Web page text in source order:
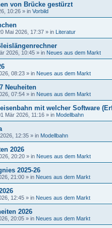
von Brücke gestürzt
10:26 » in Vorbild
Mai 2026, 17:37 » in Literatur
2026, 10:45 » in Neues aus dem Markt
08:23 » in Neues aus dem Markt
Neuheiten
07:54 » in Neues aus dem Markt
mit welcher Software
Mär 2026, 11:16 » in Modellbahn
12:35 » in Modellbahn
2026
20:20 » in Neues aus dem Markt
2025-26
21:00 » in Neues aus dem Markt
12:45 » in Neues aus dem Markt
2026
20:05 » in Neues aus dem Markt